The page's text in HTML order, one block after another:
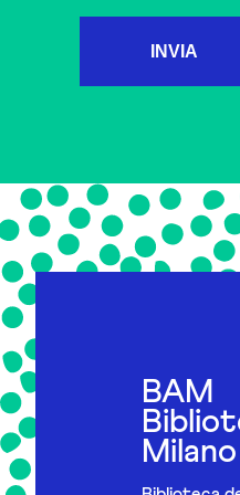
INVIA
BAM
Milano